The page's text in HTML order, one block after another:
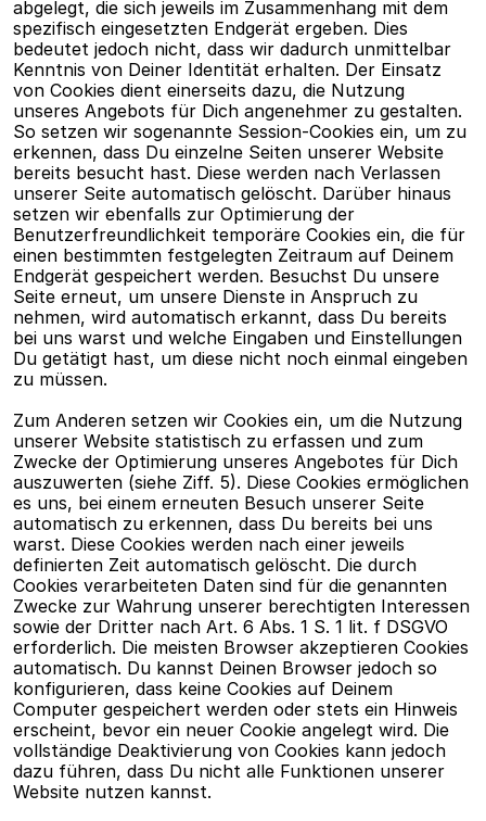
abgelegt, die sich jeweils im Zusammenhang mit dem
spezifisch eingesetzten Endgerät ergeben. Dies
bedeutet jedoch nicht, dass wir dadurch unmittelbar
Kenntnis von Deiner Identität erhalten. Der Einsatz
von Cookies dient einerseits dazu, die Nutzung
unseres Angebots für Dich angenehmer zu gestalten.
So setzen wir sogenannte Session-Cookies ein, um zu
erkennen, dass Du einzelne Seiten unserer Website
bereits besucht hast. Diese werden nach Verlassen
unserer Seite automatisch gelöscht. Darüber hinaus
setzen wir ebenfalls zur Optimierung der
Benutzerfreundlichkeit temporäre Cookies ein, die für
einen bestimmten festgelegten Zeitraum auf Deinem
Endgerät gespeichert werden. Besuchst Du unsere
Seite erneut, um unsere Dienste in Anspruch zu
nehmen, wird automatisch erkannt, dass Du bereits
bei uns warst und welche Eingaben und Einstellungen
Du getätigt hast, um diese nicht noch einmal eingeben
zu müssen.
Zum Anderen setzen wir Cookies ein, um die Nutzung
unserer Website statistisch zu erfassen und zum
Zwecke der Optimierung unseres Angebotes für Dich
auszuwerten (siehe Ziff. 5). Diese Cookies ermöglichen
es uns, bei einem erneuten Besuch unserer Seite
automatisch zu erkennen, dass Du bereits bei uns
warst. Diese Cookies werden nach einer jeweils
definierten Zeit automatisch gelöscht. Die durch
Cookies verarbeiteten Daten sind für die genannten
Zwecke zur Wahrung unserer berechtigten Interessen
sowie der Dritter nach Art. 6 Abs. 1 S. 1 lit. f DSGVO
erforderlich. Die meisten Browser akzeptieren Cookies
automatisch. Du kannst Deinen Browser jedoch so
konfigurieren, dass keine Cookies auf Deinem
Computer gespeichert werden oder stets ein Hinweis
erscheint, bevor ein neuer Cookie angelegt wird. Die
vollständige Deaktivierung von Cookies kann jedoch
dazu führen, dass Du nicht alle Funktionen unserer
Website nutzen kannst.